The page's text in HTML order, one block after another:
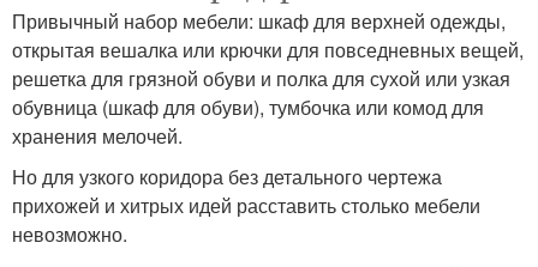
Привычный набор мебели: шкаф для верхней одежды,
открытая вешалка или крючки для повседневных вещей,
решетка для грязной обуви и полка для сухой или узкая
обувница (шкаф для обуви), тумбочка или комод для
хранения мелочей.
Но для узкого коридора без детального чертежа
прихожей и хитрых идей расставить столько мебели
невозможно.